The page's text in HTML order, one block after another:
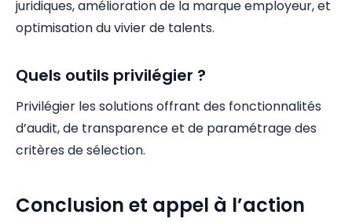
juridiques, amélioration de la marque employeur, et
optimisation du vivier de talents.
Quels outils privilégier ?
Privilégier les solutions offrant des fonctionnalités
d’audit, de transparence et de paramétrage des
critères de sélection.
Conclusion et appel à l’action